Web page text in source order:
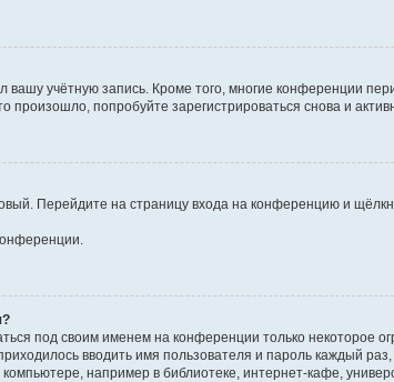
учётную запись. Кроме того, многие конференции
попробуйте зарегистрироваться снова и
Перейдите на страницу входа на конференцию и
под своим именем на конференции только некоторое
вводить имя пользователя и пароль каждый
например в библиотеке, интернет-кафе,